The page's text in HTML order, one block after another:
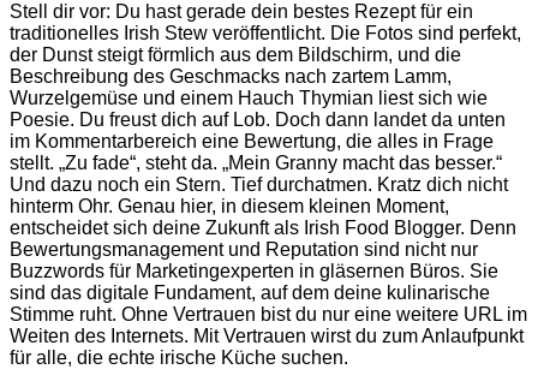
Stell dir vor: Du hast gerade dein bestes Rezept für ein
traditionelles Irish Stew veröffentlicht. Die Fotos sind perfekt,
der Dunst steigt förmlich aus dem Bildschirm, und die
Beschreibung des Geschmacks nach zartem Lamm,
Wurzelgemüse und einem Hauch Thymian liest sich wie
Poesie. Du freust dich auf Lob. Doch dann landet da unten
im Kommentarbereich eine Bewertung, die alles in Frage
stellt. „Zu fade“, steht da. „Mein Granny macht das besser.“
Und dazu noch ein Stern. Tief durchatmen. Kratz dich nicht
hinterm Ohr. Genau hier, in diesem kleinen Moment,
entscheidet sich deine Zukunft als Irish Food Blogger. Denn
Bewertungsmanagement und Reputation sind nicht nur
Buzzwords für Marketingexperten in gläsernen Büros. Sie
sind das digitale Fundament, auf dem deine kulinarische
Stimme ruht. Ohne Vertrauen bist du nur eine weitere URL im
Weiten des Internets. Mit Vertrauen wirst du zum Anlaufpunkt
für alle, die echte irische Küche suchen.